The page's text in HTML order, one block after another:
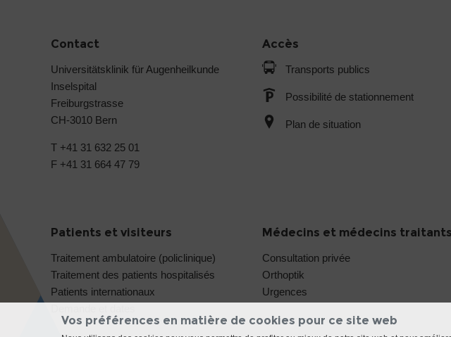
Contact
Universitätsklinik für Augenheilkunde
Inselspital
Freiburgstrasse
CH-3010 Bern
T +41 31 632 25 01
F +41 31 664 47 79
Accès
Transports publics
Possibilité de stationnement
Plan de situation
Patients et visiteurs
Traitement ambulatoire (policlinique)
Traitement des patients hospitalisés
Patients internationaux
Médecins et médecins traitants
Consultation privée
Orthoptik
Urgences
Vos préférences en matière de cookies pour ce site web